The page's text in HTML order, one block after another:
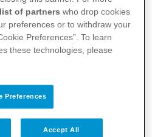
mirate che hanno
le prospettive,
rilevante accendere
di vita.
collocaLa Voce oltre
list of partners who drop cookies
preferences or to withdraw your
Preferences”. To learn
these technologies, please
Preferences
Accept All